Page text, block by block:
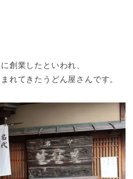
創業したといわれ、
れてきたうどん屋さんです。